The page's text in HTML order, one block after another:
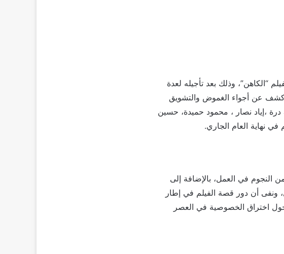
“الكاهن”، وذلك بعد تأجيله لعدة
كشف عن أجواء الغموض والتشويق
،إياد نصار ، محمود حميدة، حسين
نهاية العام الجاري.
في العمل، بالإضافة إلى
أن دور قصة الفيلم في إطار
اختراق الخصوصية في العصر